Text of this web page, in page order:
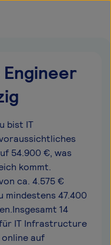
bist IT
54.900 €, was
kommt.
ca. 4.575 €
mindestens 47.400
14
IT Infrastructure
auf